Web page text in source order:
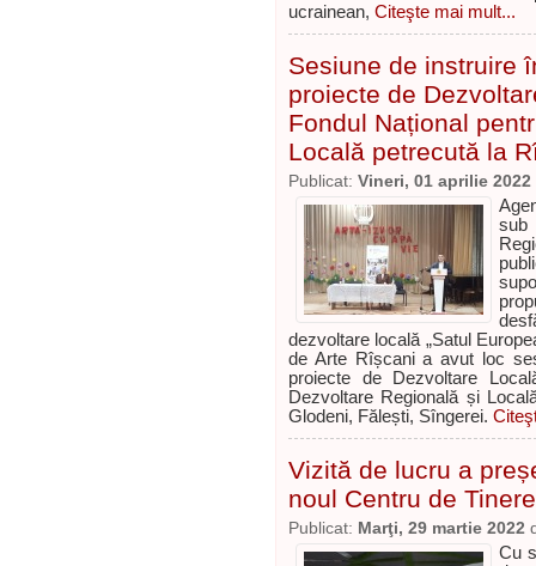
ucrainean, Citeşte mai mult...
Sesiune de instruire
proiecte de
Fondul Național
Locală petrecută la
Publicat: Vineri, 01 aprilie 2022
sub
dezvoltare locală „Satul
de Arte Rîșcani a avut loc
proiecte de Dezvoltare
Dezvoltare Regională și
Glodeni, Fălești, Sîngerei.
Vizită de lucru a
noul Centru de
Publicat: Marţi, 29 martie 2022
Cu